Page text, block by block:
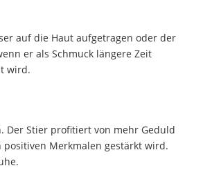
auf die Haut aufgetragen oder der
er als Schmuck längere Zeit
wird.
Der Stier profitiert von mehr Geduld
Merkmalen gestärkt wird.